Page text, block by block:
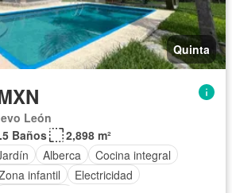
Quinta
León
Baños
2,898 m²
Alberca
Cocina integral
infantil
Electricidad